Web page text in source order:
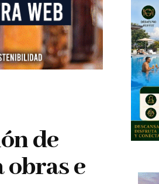
de
e